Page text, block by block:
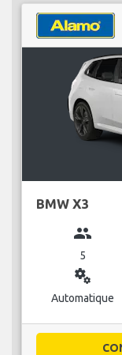
BMW X3
group
5
miscellaneous_services
Automatique